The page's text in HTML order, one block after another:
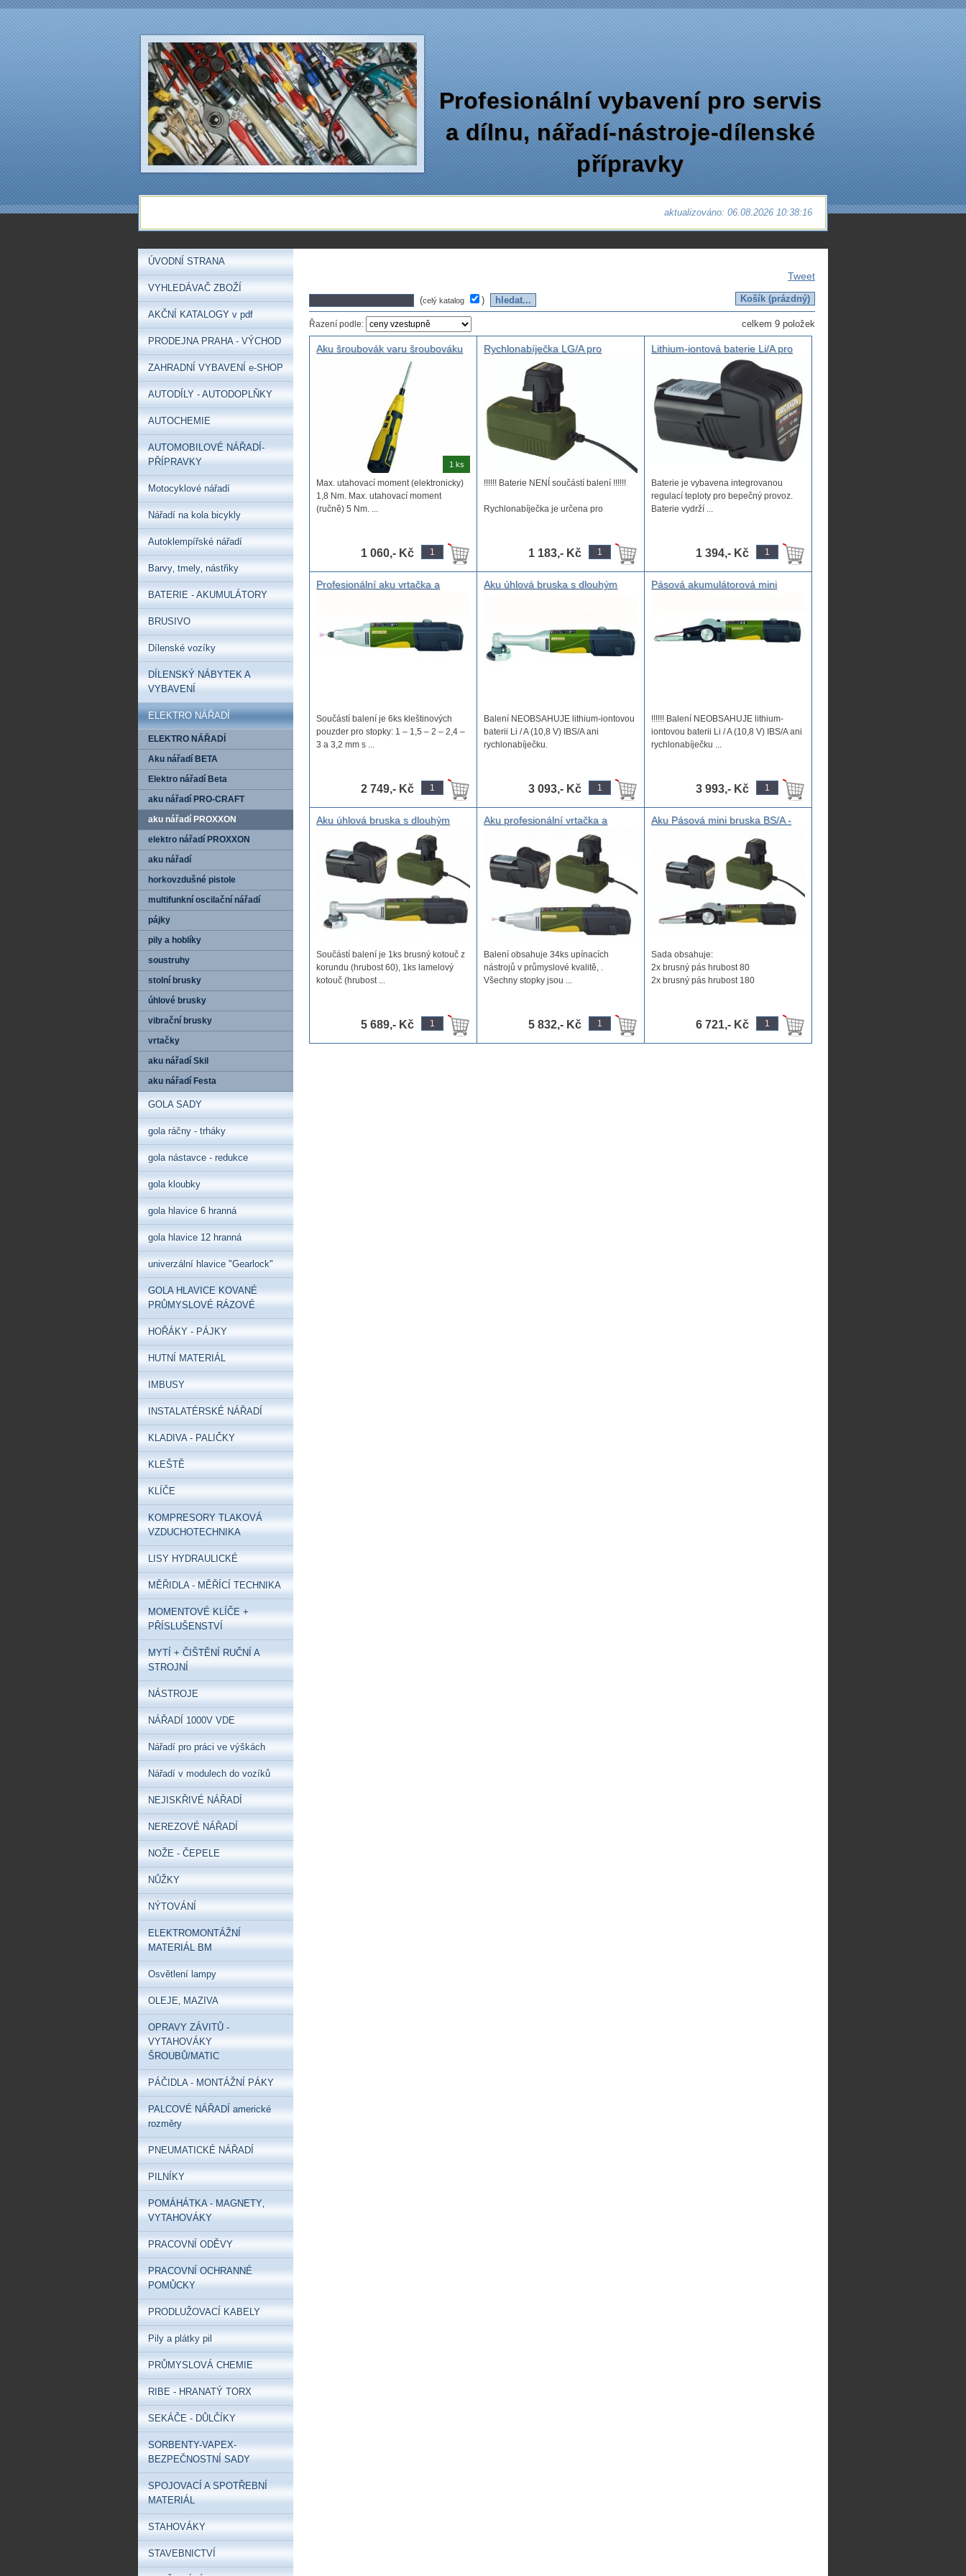
Profesionální vybavení pro servis
a dílnu‚ nářadí-nástroje-dílenské
přípravky
aktualizováno: 06.08.2026 10:38:16
Tweet
(celý katalog )
Řazení podle: celkem 9 položek
Aku šroubovák varu šroubováku
profi Proxxon 3,6V 1/4“ Max.
utahovací moment (elektronicky)
1,8 Nm. Max. utahovací moment
1 ks
Max. utahovací moment (elektronicky)
1,8 Nm. Max. utahovací moment
(ručně) 5 Nm. ...
1 060,- Kč
Rychlonabíječka LG/A pro
univerzální baterie PROXXON
!!!!!! Baterie NENÍ součástí balení !!!!!!
Rychlonabíječka je určena pro
1 183,- Kč
Lithium-iontová baterie Li/A pro
všechno Aku Proxxon nářadí,
univerzální baterie pro veškeré
PROXXON akumulátorové
nástroje
Baterie je vybavena integrovanou
regulací teploty pro bepečný provoz.
Baterie vydrží ...
1 394,- Kč
Profesionální aku vrtačka a
Součástí balení je 6ks kleštinových
pouzder pro stopky: 1 – 1,5 – 2 – 2,4 –
3 a 3,2 mm s ...
2 749,- Kč
Aku úhlová bruska s dlouhým
Balení NEOBSAHUJE lithium-iontovou
baterii Li / A (10,8 V) IBS/A ani
rychlonabíječku.
3 093,- Kč
Pásová akumulátorová mini
!!!!!! Balení NEOBSAHUJE lithium-
iontovou baterii Li / A (10,8 V) IBS/A ani
rychlonabíječku ...
3 993,- Kč
Aku úhlová bruska s dlouhým
krkem LHW/A - sada v praktickém
plastovém kufříku
Součástí balení je 1ks brusný kotouč z
korundu (hrubost 60), 1ks lamelový
kotouč (hrubost ...
5 689,- Kč
Aku profesionální vrtačka a
bruska IBS/A - sada v praktickém
plastovém kufříku
Balení obsahuje 34ks upínacích
nástrojů v průmyslové kvalitě, .
Všechny stopky jsou ...
5 832,- Kč
Aku Pásová mini bruska BS/A -
profesionální použití v praktickém
plastovém kufříku
Sada obsahuje:
2x brusný pás hrubost 80
2x brusný pás hrubost 180
6 721,- Kč
ÚVODNÍ STRANA
VYHLEDÁVAČ ZBOŽÍ
AKČNÍ KATALOGY v pdf
PRODEJNA PRAHA - VÝCHOD
ZAHRADNÍ VYBAVENÍ e-SHOP
AUTODÍLY - AUTODOPLŇKY
AUTOCHEMIE
AUTOMOBILOVÉ NÁŘADÍ-
PŘÍPRAVKY
Motocyklové nářadí
Nářadí na kola bicykly
Autoklempířské nářadí
Barvy‚ tmely‚ nástřiky
BATERIE - AKUMULÁTORY
BRUSIVO
Dílenské vozíky
DÍLENSKÝ NÁBYTEK A
VYBAVENÍ
ELEKTRO NÁŘADÍ
ELEKTRO NÁŘADÍ
Aku nářadí BETA
Elektro nářadí Beta
aku nářadí PRO-CRAFT
aku nářadí PROXXON
elektro nářadí PROXXON
aku nářadí
horkovzdušné pistole
multifunkní oscilační nářadí
pájky
pily a hoblíky
soustruhy
stolní brusky
úhlové brusky
vibrační brusky
vrtačky
aku nářadí Skil
aku nářadí Festa
GOLA SADY
gola ráčny - trháky
gola nástavce - redukce
gola kloubky
gola hlavice 6 hranná
gola hlavice 12 hranná
univerzální hlavice "Gearlock"
GOLA HLAVICE KOVANÉ
PRŮMYSLOVÉ RÁZOVÉ
HOŘÁKY - PÁJKY
HUTNÍ MATERIÁL
IMBUSY
INSTALATÉRSKÉ NÁŘADÍ
KLADIVA - PALIČKY
KLEŠTĚ
KLÍČE
KOMPRESORY TLAKOVÁ
VZDUCHOTECHNIKA
LISY HYDRAULICKÉ
MĚŘIDLA - MĚŘÍCÍ TECHNIKA
MOMENTOVÉ KLÍČE +
PŘÍSLUŠENSTVÍ
MYTÍ + ČIŠTĚNÍ RUČNÍ A
STROJNÍ
NÁSTROJE
NÁŘADÍ 1000V VDE
Nářadí pro práci ve výškách
Nářadí v modulech do vozíků
NEJISKŘIVÉ NÁŘADÍ
NEREZOVÉ NÁŘADÍ
NOŽE - ČEPELE
NŮŽKY
NÝTOVÁNÍ
ELEKTROMONTÁŽNÍ
MATERIÁL BM
Osvětlení lampy
OLEJE‚ MAZIVA
OPRAVY ZÁVITŮ -
VYTAHOVÁKY
ŠROUBŮ/MATIC
PÁČIDLA - MONTÁŽNÍ PÁKY
PALCOVÉ NÁŘADÍ americké
rozměry
PNEUMATICKÉ NÁŘADÍ
PILNÍKY
POMÁHÁTKA - MAGNETY‚
VYTAHOVÁKY
PRACOVNÍ ODĚVY
PRACOVNÍ OCHRANNÉ
POMŮCKY
PRODLUŽOVACÍ KABELY
Pily a plátky pil
PRŮMYSLOVÁ CHEMIE
RIBE - HRANATÝ TORX
SEKÁČE - DŮLČÍKY
SORBENTY-VAPEX-
BEZPEČNOSTNÍ SADY
SPOJOVACÍ A SPOTŘEBNÍ
MATERIÁL
STAHOVÁKY
STAVEBNICTVÍ